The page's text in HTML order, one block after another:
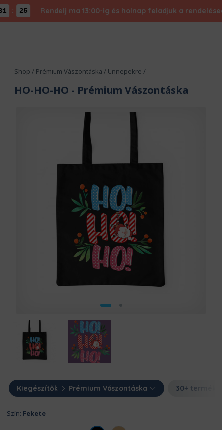
: 25 Rendelj ma 13:00-ig és holnap feladjuk a rendelésed
Shop / Prémium Vászontáska / Ünnepekre /
HO-HO-HO - Prémium Vászontáska
Kiegészítők Prémium Vászontáska 30+ termék
Szín: Fekete